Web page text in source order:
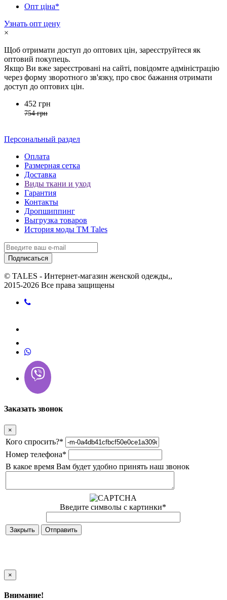
Опт ціна*
Узнать опт цену
×
Щоб отримати доступ до оптових цін, зареєструйтеся як
оптовий покупець.
Якщо Ви вже зареєстровані на сайті, повідомте адміністрацію
через форму зворотного зв'язку, про своє бажання отримати
доступ до оптових цін.
452 грн
754 грн
Персональный раздел
Оплата
Размерная сетка
Доставка
Виды ткани и уход
Гарантия
Контакты
Дропшиппинг
Выгрузка товаров
История моды ТМ Tales
Подписаться
© TALES - Интернет-магазин женской одежды,,
2015-2026 Все права защищены
Заказать звонок
×
Кого спросить?*
Номер телефона*
В какое время Вам будет удобно принять наш звонок
Введите символы с картинки*
Закрыть
×
Внимание!